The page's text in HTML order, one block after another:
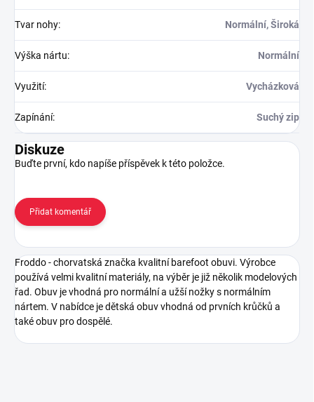
Tvar nohy: Normální, Široká
Výška nártu: Normální
Využití: Vycházková
Zapínání: Suchý zip
Diskuze
Buďte první, kdo napíše příspěvek k této položce.
Přidat komentář
Froddo - chorvatská značka kvalitní barefoot obuvi. Výrobce
používá velmi kvalitní materiály, na výběr je již několik modelových
řad. Obuv je vhodná pro normální a užší nožky s normálním
nártem. V nabídce je dětská obuv vhodná od prvních krůčků a
také obuv pro dospělé.